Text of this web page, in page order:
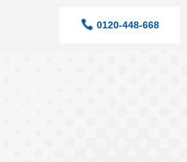
0120-448-668